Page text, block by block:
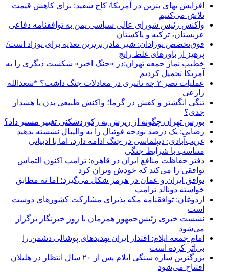
افزایش بهای بنزین در آمریکا/ کاخ سفید: برای کاهش قیمت
تلاش می‌کنیم
واکنش رئیس شورای عالی سیاسی یمن به توافقنامه دفاعی
عربستان، ترکیه و پاکستان
فوق‌تخصص نوزادان: شیر مادر برترین تغذیه برای نوزاد است/
پرهیز از باورهای غلط رایج
خطیب نماز جمعه تهران:در «جنگ اخیر» شکست دیگری را به
آمریکا تحمیل کردیم
عملیات نصر ۲ چه تاثیری در معادلات جنگ داشت؟ *سعدالله
زارعی
تنگی انگشتر و کفش در گرما؛ واکنش طبیعی بدن یا هشدار
جدی؟
بورس تهران چگونه از ریزش به رکوردشکنی تغییر مسیر داد؟
رضایی: یک درصد بودجه فوتبال را به والیبال نشسته بدهید
غریب‌آبادی: دیپلماسی در جنگ ادامه دارد، اما با ادبیاتی
متناسب با شرایط جنگی
دفتر حفاظت منافع ایران در قاهره: ترامپ اکنون التماس
توافقی را می‌کند که خودش ویران کرد
توافق ایران و عمان در هرمز شکل می‌گیرد؛ اما نه مطابق
خواسته دونالد ترامپ
اردوغان: توافقنامه مکه پذیرای مشارکت کشورهای دوست
است
نشست خبری رئیس‌جمهور همزمان با روز خبرنگار برگزار
می‌شود
امام جمعه ایلام: اقتدار ایران تهدیدهای پوشالی دشمن را
بی‌اثر کرده است
بزرگترین سازه سنگی ایلام پس از ۲۰ سال انتظار در هلیلان
افتتاح می‌شود